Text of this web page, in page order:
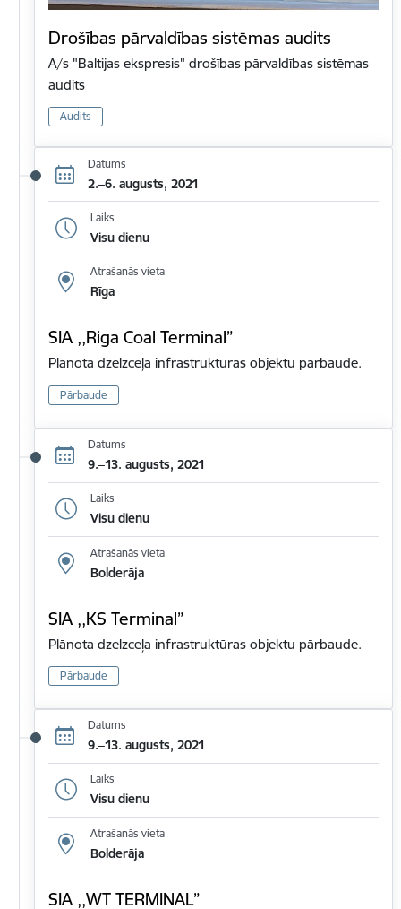
Drošības pārvaldības sistēmas audits
A/s "Baltijas ekspresis" drošības pārvaldības sistēmas
audits
Audits
Datums
2.–6. augusts, 2021
Laiks
Visu dienu
Atrašanās vieta
Rīga
SIA ,,Riga Coal Terminal”
Plānota dzelzceļa infrastruktūras objektu pārbaude.
Pārbaude
Datums
9.–13. augusts, 2021
Laiks
Visu dienu
Atrašanās vieta
Bolderāja
SIA ,,KS Terminal”
Plānota dzelzceļa infrastruktūras objektu pārbaude.
Pārbaude
Datums
9.–13. augusts, 2021
Laiks
Visu dienu
Atrašanās vieta
Bolderāja
SIA ,,WT TERMINAL”